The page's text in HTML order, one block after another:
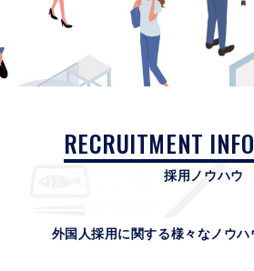
RECRUITMENT
採用ノウハウ
外国人採用に関する様々なノウ